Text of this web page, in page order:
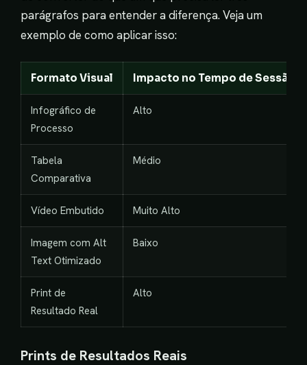
parágrafos para entender a diferença. Veja um
exemplo de como aplicar isso:
Formato Visual Impacto no Tempo de Sessão
Infográfico de
Processo
Alto
Tabela
Comparativa
Médio
Vídeo Embutido Muito Alto
Imagem com Alt
Text Otimizado
Baixo
Print de
Resultado Real
Alto
Prints de Resultados Reais